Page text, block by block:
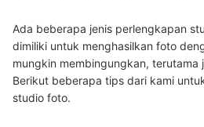
Ada beberapa jenis perlengkapan
dimiliki untuk menghasilkan foto
mungkin membingungkan, terutama
Berikut beberapa tips dari kami
studio foto.